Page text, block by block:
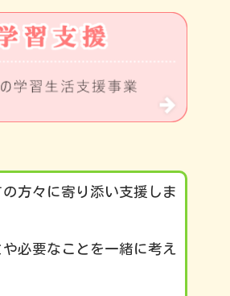
方々に寄り添い支援しま
必要なことを一緒に考え